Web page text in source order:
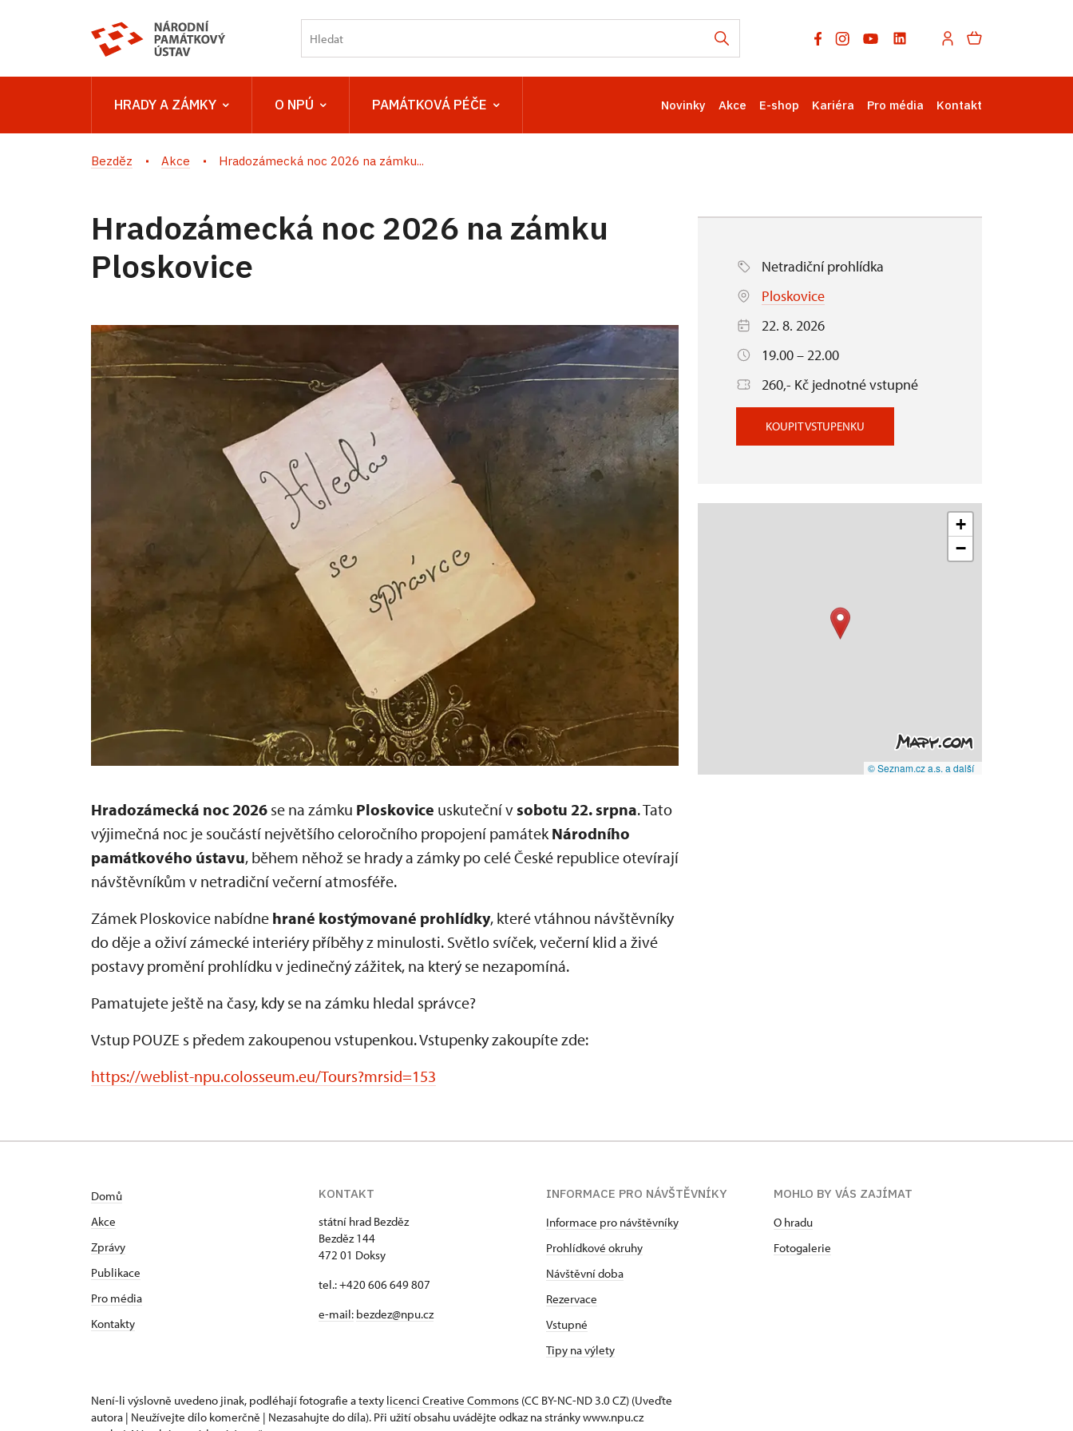
HRADY A ZÁMKY O NPÚ PAMÁTKOVÁ PÉČE Novinky Akce E-shop Kariéra Pro média Kontakt
Bezděz Akce Hradozámecká noc 2026 na zámku...
Hradozámecká noc 2026 na zámku
Ploskovice
Hradozámecká noc 2026 se na zámku Ploskovice uskuteční vsobotu 22. srpna. Tato
výjimečná noc je součástí největšího celoročního propojení památekNárodního
památkového ústavu, během něhož se hrady a zámky po celé České republice otevírají
návštěvníkům v netradiční večerní atmosféře.
Zámek Ploskovice nabídne hrané kostýmované prohlídky, které vtáhnou návštěvníky
do děje a oživí zámecké interiéry příběhy z minulosti. Světlo svíček, večerní klid a živé
postavy promění prohlídku v jedinečný zážitek, na který se nezapomíná.
Pamatujete ještě na časy, kdy se na zámku hledal správce?
Vstup POUZE s předem zakoupenou vstupenkou. Vstupenky zakoupíte zde:
https://weblist-npu.colosseum.eu/Tours?mrsid=153
Netradiční prohlídka
Ploskovice
22. 8. 2026
19.00 – 22.00
260,- Kč jednotné vstupné
KOUPIT VSTUPENKU
+
−
© Seznam.cz a.s. a další
Domů
Akce
Zprávy
Publikace
Pro média
Kontakty
KONTAKT
státní hrad Bezděz
Bezděz 144
472 01 Doksy
tel.: +420 606 649 807
e-mail: bezdez@npu.cz
INFORMACE PRO NÁVŠTĚVNÍKY
Informace pro návštěvníky
Prohlídkové okruhy
Návštěvní doba
Rezervace
Vstupné
Tipy na výlety
MOHLO BY VÁS ZAJÍMAT
O hradu
Fotogalerie
Není-li výslovně uvedeno jinak, podléhají fotografie a texty licenci Creative Commons (CC BY-NC-ND 3.0 CZ) (Uveďte
autora | Neužívejte dílo komerčně | Nezasahujte do díla). Při užití obsahu uvádějte odkaz na stránky www.npu.cz